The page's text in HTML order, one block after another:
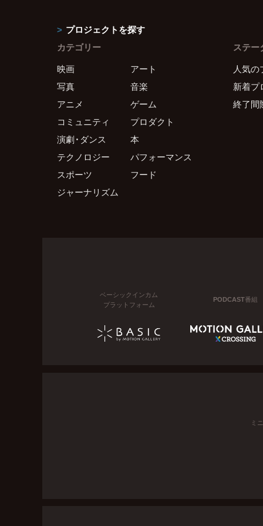
プロジェクトを探す
カテゴリー
映画
アート
写真
音楽
アニメ
ゲーム
コミュニティ
プロダクト
演劇・ダンス
本
テクノロジー
パフォーマンス
スポーツ
フード
ジャーナリズム
ステー
人気の
新着プ
終了間
ベーシックインカム
プラットフォーム
PODCAST番組
ミ